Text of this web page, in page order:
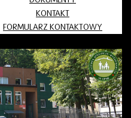
KONTAKT
FORMULARZ KONTAKTOWY